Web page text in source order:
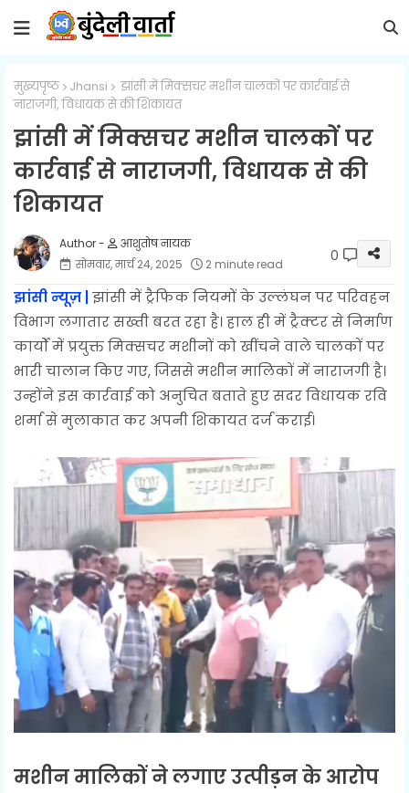
मुख्यपृष्ठ Jhansi
झांसी में मिक्सचर मशीन चालकों पर कार्रवाई से
नाराजगी, विधायक से की शिकायत
झांसी में मिक्सचर मशीन चालकों पर
कार्रवाई से नाराजगी, विधायक से की
शिकायत
आशुतोष नायक
सोमवार, मार्च 24, 2025
2 minute read 0
झांसी न्यूज़ | झांसी में ट्रैफिक नियमों के उल्लंघन पर परिवहन
विभाग लगातार सख्ती बरत रहा है। हाल ही में ट्रैक्टर से निर्माण
कार्यों में प्रयुक्त मिक्सचर मशीनों को खींचने वाले चालकों पर
भारी चालान किए गए, जिससे मशीन मालिकों में नाराजगी है।
उन्होंने इस कार्रवाई को अनुचित बताते हुए सदर विधायक रवि
शर्मा से मुलाकात कर अपनी शिकायत दर्ज कराई।
मशीन मालिकों ने लगाए उत्पीड़न के आरोप